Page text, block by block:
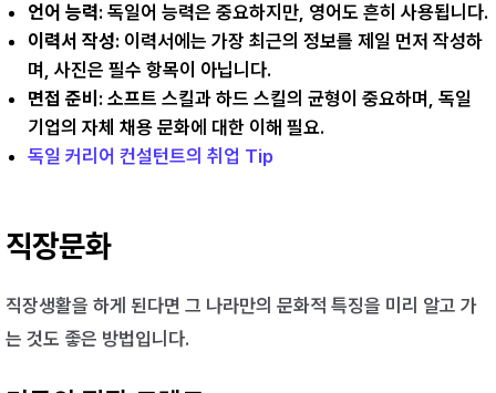
언어 능력: 독일어 능력은 중요하지만, 영어도 흔히 사용됩니다.
이력서 작성: 이력서에는 가장 최근의 정보를 제일 먼저 작성하
며, 사진은 필수 항목이 아닙니다.
면접 준비 : 소프트 스킬과 하드 스킬의 균형이 중요하며, 독일
기업의 자체 채용 문화에 대한 이해 필요.
독일 커리어 컨설턴트의 취업 Tip
직장문화
직장생활을 하게 된다면 그 나라만의 문화적 특징을 미리 알고 가
는 것도 좋은 방법입니다.